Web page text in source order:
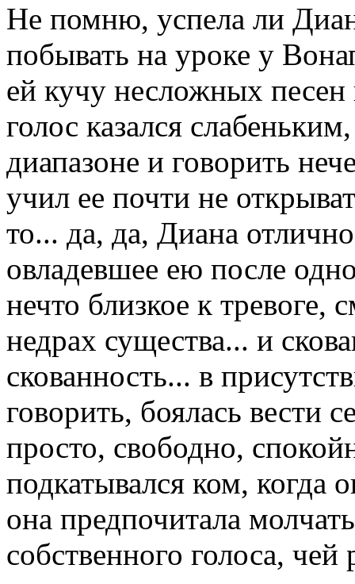
Не помню, успела ли
побывать на уроке у
ей кучу несложных
голос казался
диапазоне и говорить
учил ее почти не
то... да, да, Диана
овладевшее ею после
нечто близкое к тревоге,
недрах существа... и
скованность... в
говорить, боялась вести
просто, свободно,
подкатывался ком, когда
она предпочитала
собственного голоса,